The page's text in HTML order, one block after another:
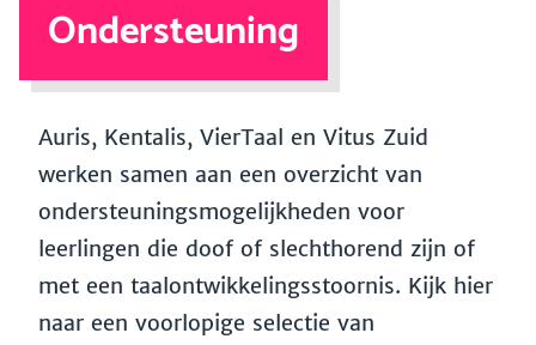
Ondersteuning
Auris, Kentalis, VierTaal en Vitus Zuid
werken samen aan een overzicht van
ondersteuningsmogelijkheden voor
leerlingen die doof of slechthorend zijn of
met een taalontwikkelingsstoornis. Kijk hier
naar een voorlopige selectie van